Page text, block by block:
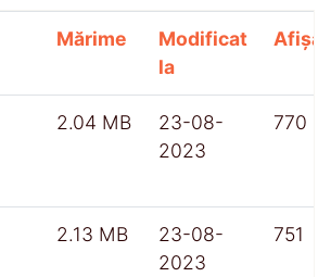
Mărime
Modificat
la
2.04 MB
23-08-
2023
770
2.13 MB
23-08-
2023
751